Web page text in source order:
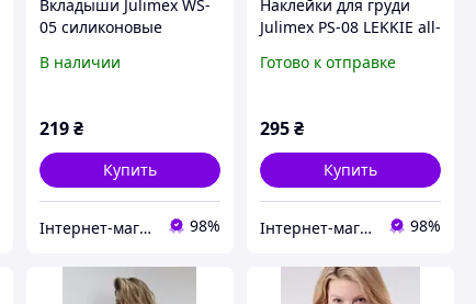
Вкладыши Julimex WS-
05 силиконовые
В наличии
219 ₴
Купить
Інтернет-магазин "Carmen" 98%
Наклейки для груди
Julimex PS-08 LEKKIE all-
Готово к отправке
295₴
Купить
Інтернет-магазин "Carmen" 98%